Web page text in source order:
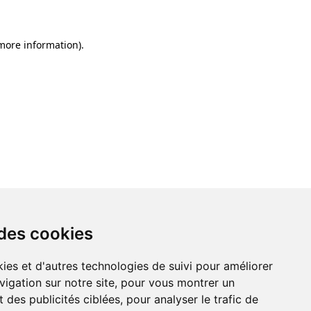
cookies
et d'autres technologies de suivi pour améliorer
sur notre site, pour vous montrer un
des publicités ciblées, pour analyser le trafic de
information).